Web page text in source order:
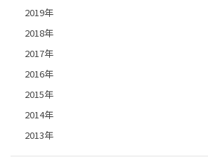
2019年
2018年
2017年
2016年
2015年
2014年
2013年